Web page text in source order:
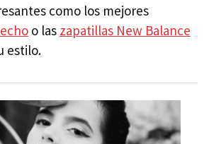
como los mejores
o las zapatillas New Balance
estilo.